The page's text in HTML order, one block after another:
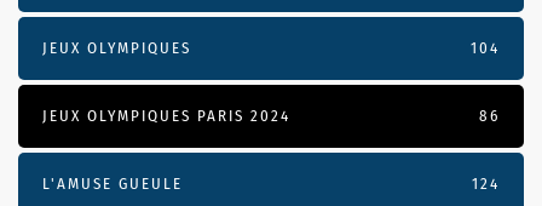
JEUX OLYMPIQUES 104
JEUX OLYMPIQUES PARIS 2024 86
L'AMUSE GUEULE 124